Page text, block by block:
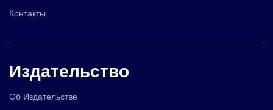
Контакты
Издательство
Об Издательстве